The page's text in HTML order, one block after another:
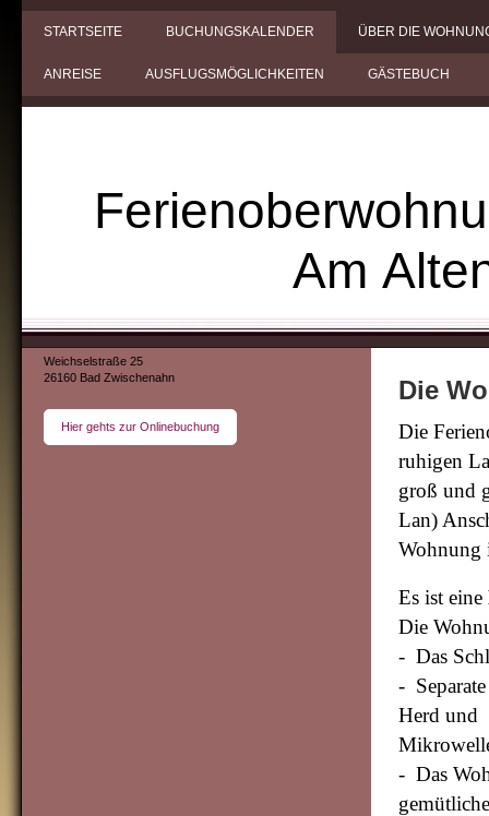
STARTSEITE BUCHUNGSKALENDER ÜBER DIE
ANREISE AUSFLUGSMÖGLICHKEITEN GÄSTEBUCH
Am Alten
Weichselstraße 25
26160 Bad Zwischenahn
Hier gehts zur Onlinebuchung
Die
Die
ruhigen
groß und
Lan)
Wohnung
Es ist eine
Die
- Das
-
Herd und
- Das